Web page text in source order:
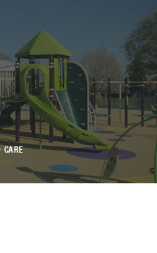
CARE